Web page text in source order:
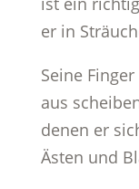
er in
Seine
aus
denen er
Ästen und